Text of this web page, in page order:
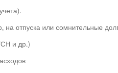
на отпуска или сомнительные
и др.)